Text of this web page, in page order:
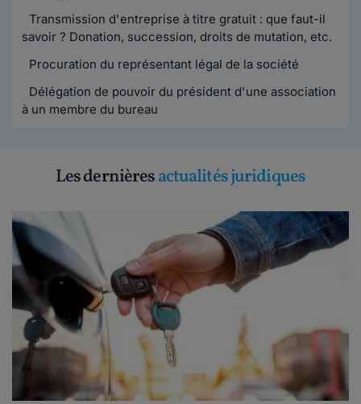
Transmission d'entreprise à titre gratuit : que faut-il
savoir ? Donation, succession, droits de mutation, etc.
Procuration du représentant légal de la société
Délégation de pouvoir du président d'une association
à un membre du bureau
Les dernièresactualités juridiques